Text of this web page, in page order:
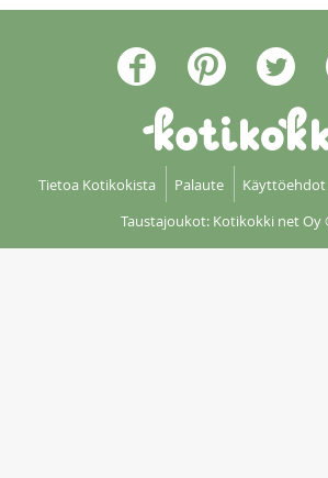
Tietoa Kotikokista Palaute Käyttöehdot
Taustajoukot: Kotikokki net Oy